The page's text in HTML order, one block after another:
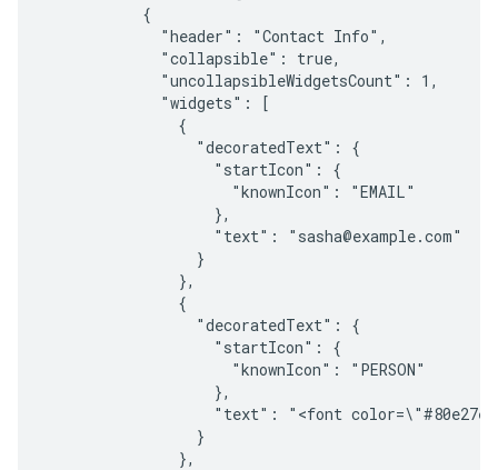
           {
             "header": "Contact Info",
             "collapsible": true,
             "uncollapsibleWidgetsCount": 1,
             "widgets": [
               {
                 "decoratedText": {
                   "startIcon": {
                     "knownIcon": "EMAIL"
                   },
                   "text": "sasha@example.com"
                 }
               },
               {
                 "decoratedText": {
                   "startIcon": {
                     "knownIcon": "PERSON"
                   },
"text": "<font
                 }
               },